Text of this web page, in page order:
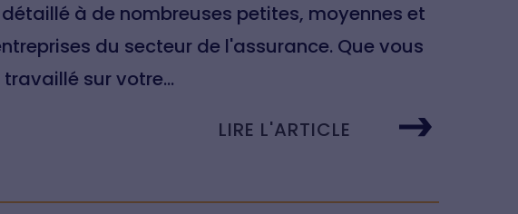
à de nombreuses petites, moyennes et
du secteur de l'assurance. Que vous
sur votre…
LIRE L'ARTICLE